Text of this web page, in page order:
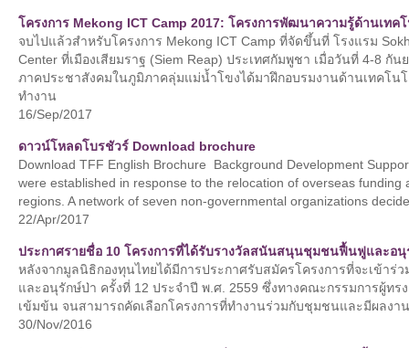
โครงการ Mekong ICT Camp 2017: โครงการพัฒนาความรู้ด้านเท
จบไปแล้วสำหรับโครงการ Mekong ICT Camp ที่จัดขึ้นที่ โรงแรม
Center ที่เมืองเสียมราฐ (Siem Reap) ประเทศกัมพูชา เมื่อวันที่ 4-8 กั
ภาคประชาสังคมในภูมิภาคลุ่มแม่น้ำโขงได้มาฝึกอบรมงานด้านเทคโน
ทำงาน
16/Sep/2017
ดาวน์โหลดโบรชัวร์ Download brochure
Download TFF English Brochure Background Development
were established in response to the relocation of overseas funding
regions. A network of seven non-governmental organizations
22/Apr/2017
ประกาศรายชื่อ 10 โครงการที่ได้รับรางวัลสนันสนุนชุมชนฟื้นฟูและอนุ
หลังจากมูลนิธิกองทุนไทยได้มีการประกาศรับสมัครโครงการที่จะเข้า
และอนุรักษ์ป่า ครั้งที่ 12 ประจำปี พ.ศ. 2559 ซึ่งทางคณะกรรมการผู้ท
เข้มข้น จนสามารถคัดเลือกโครงการที่ทำงานร่วมกับชุมชนและมีผลงา
30/Nov/2016